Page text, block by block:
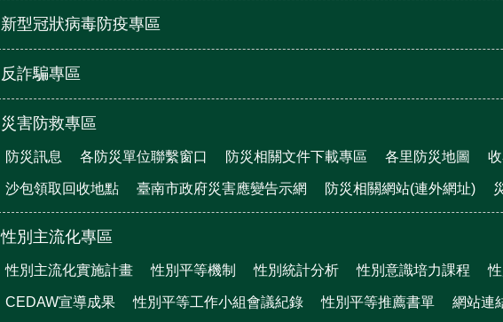
新型冠狀病毒防疫專區
反詐騙專區
災害防救專區
防災訊息 各防災單位聯繫窗口 防災相關文件下載專區 各里防災地圖
沙包領取回收地點 臺南市政府災害應變告示網 防災相關網站(連外網址)
性別主流化專區
性別主流化實施計畫 性別平等機制 性別統計分析 性別意識培力課程
CEDAW宣導成果 性別平等工作小組會議紀錄 性別平等推薦書單 網站連